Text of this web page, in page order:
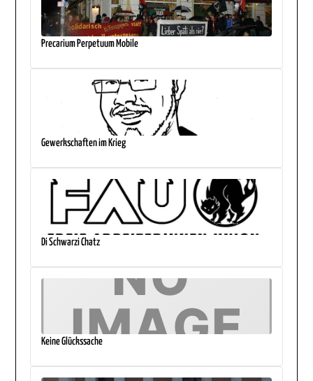
Precarium Perpetuum Mobile
Gewerkschaften im Krieg
Di Schwarzi Chatz
Keine Glückssache